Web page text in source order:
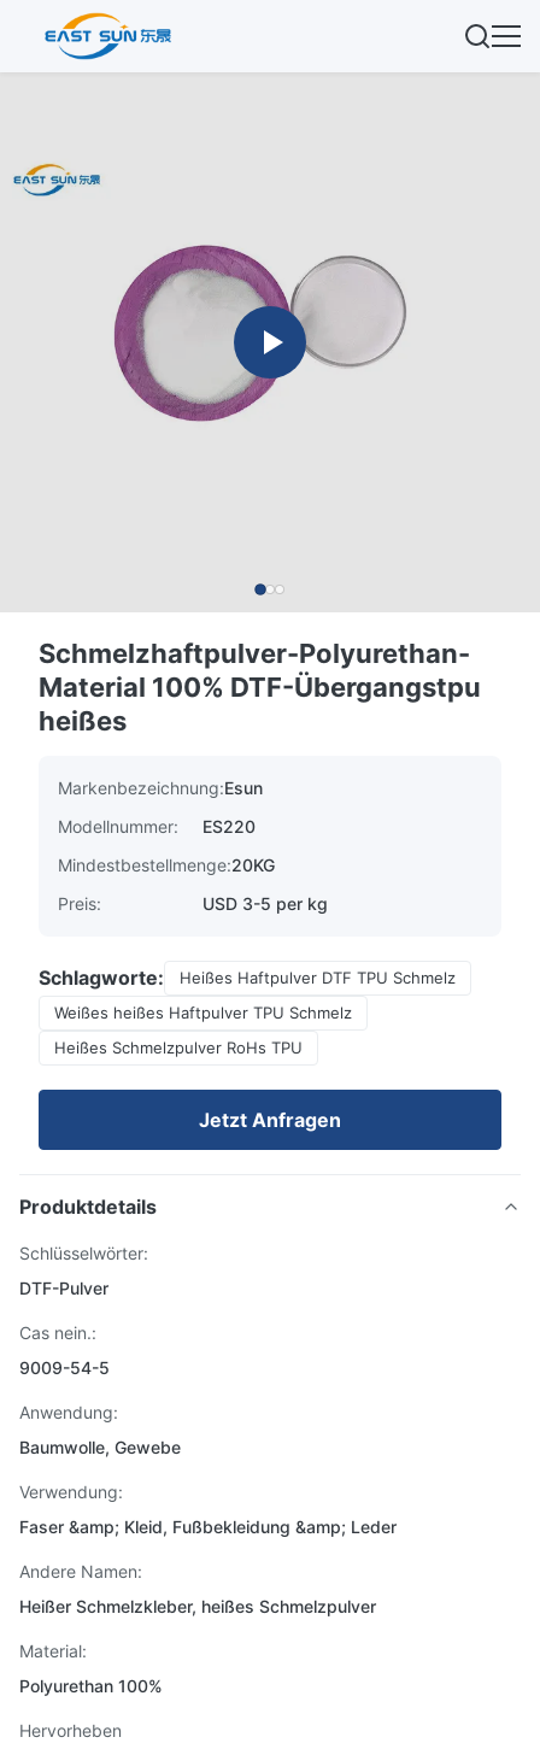
Schmelzhaftpulver-Polyurethan-
Material 100% DTF-Übergangstpu
heißes
Markenbezeichnung:Esun
Modellnummer:
ES220
Mindestbestellmenge:20KG
Preis:
USD 3-5 per kg
Schlagworte:
Heißes Haftpulver DTF TPU Schmelz
Weißes heißes Haftpulver TPU Schmelz
Heißes Schmelzpulver RoHs TPU
Jetzt Anfragen
Produktdetails
Schlüsselwörter:
DTF-Pulver
Cas nein.:
9009-54-5
Anwendung:
Baumwolle, Gewebe
Verwendung:
Faser &amp; Kleid, Fußbekleidung &amp; Leder
Andere Namen:
Heißer Schmelzkleber, heißes Schmelzpulver
Material:
Polyurethan 100%
Hervorheben